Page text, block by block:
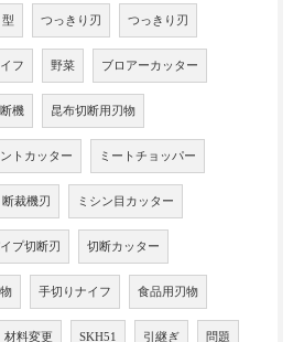
つっきり刃 つっきり刃
フ 野菜 ブロアーカッター
機 昆布切断用刃物
トカッター ミートチョッパー
断裁機刃 ミシン目カッター
プ切断刃 切断カッター
手切りナイフ 食品用刃物
材料変更 SKH51 引継ぎ 問題